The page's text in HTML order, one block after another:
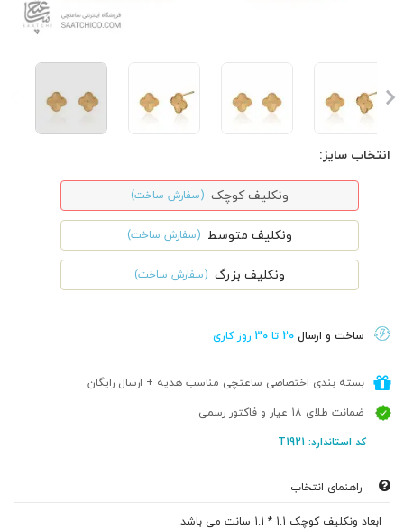
انتخاب سایز:
ونکلیف کوچک (سفارش ساخت)
ونکلیف متوسط (سفارش ساخت)
ونکلیف بزرگ (سفارش ساخت)
ساخت و ارسال 20 تا 30 روز کاری
بسته بندی اختصاصی ساعتچی مناسب هدیه + ارسال رایگان
ضمانت طلای 18 عیار و فاکتور رسمی
کد استاندارد: T1921
راهنمای انتخاب
ابعاد ونکلیف کوچک 1.1 * 1.1 سانت می باشد.